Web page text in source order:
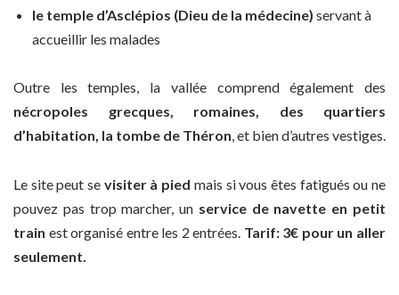
le temple d’Asclépios (Dieu de la médecine) servant à
accueillir les malades
Outre les temples, la vallée comprend également des
nécropoles grecques, romaines, des quartiers
d’habitation, la tombe de Théron, et bien d’autres vestiges.
Le site peut se visiter à pied mais si vous êtes fatigués ou ne
pouvez pas trop marcher, un service de navette en petit
train est organisé entre les 2 entrées. Tarif: 3€ pour un aller
seulement.